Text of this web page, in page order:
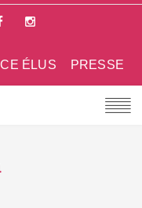
PRESSE
ÉLUS